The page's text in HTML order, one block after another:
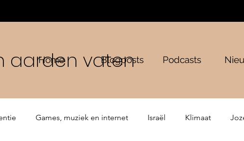
aarden vaten
Home Blogposts Podcasts
Games, muziek en internet Israël Klimaat